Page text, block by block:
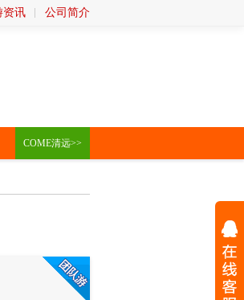
资讯 公司简介
COME清远>>